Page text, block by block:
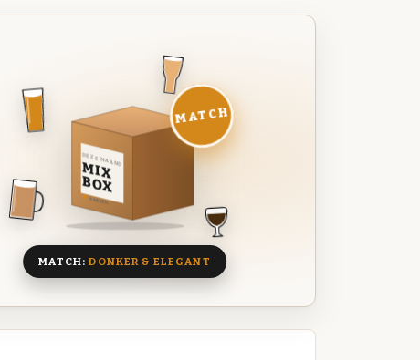
DEZE MAAND
MIX
BOX
8 BIEREN
MATCH
MATCH:DONKER & ELEGANT